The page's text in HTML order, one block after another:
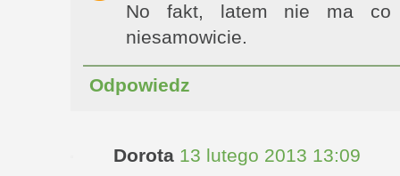
No fakt, latem nie ma
niesamowicie.
Odpowiedz
Dorota 13 lutego 2013 13:09